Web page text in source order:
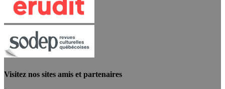
Visitez nos sites amis et partenaires